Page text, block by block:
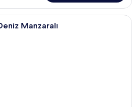
Kaliteli yatak takımı, minibar, odada
Manzaralı